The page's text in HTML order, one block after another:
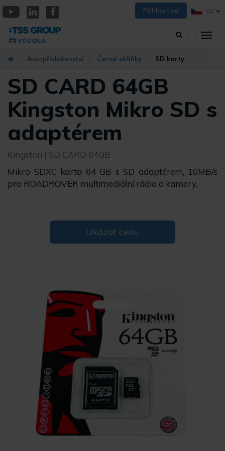
Přejít
k
hlavnímu
obsahu
Přihlásit se CZ
Vyhledávání
VOZIDLA
Autopříslušenství Černé skříňky SD karty
SD CARD 64GB
Kingston Mikro SD s
adaptérem
Kingston | SD CARD 64GB
Mikro SDXC karta 64 GB s SD adaptérem, 10MB/s
pro ROADROVER multimediální rádia a kamery.
Ukázat cenu